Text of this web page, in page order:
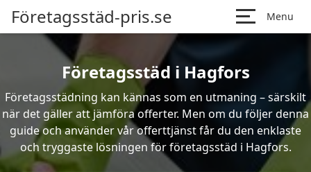
Företagsstäd-pris.se Menu
Företagsstäd i Hagfors
Företagsstädning kan kännas som en utmaning – särskilt
när det gäller att jämföra offerter. Men om du följer denna
guide och använder vår offerttjänst får du den enklaste
och tryggaste lösningen för företagsstäd i Hagfors.